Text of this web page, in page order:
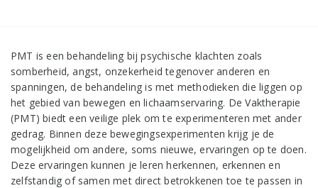
PMT is een behandeling bij psychische klachten zoals
somberheid, angst, onzekerheid tegenover anderen en
spanningen, de behandeling is met methodieken die liggen op
het gebied van bewegen en lichaamservaring. De Vaktherapie
(PMT) biedt een veilige plek om te experimenteren met ander
gedrag. Binnen deze bewegingsexperimenten krijg je de
mogelijkheid om andere, soms nieuwe, ervaringen op te doen.
Deze ervaringen kunnen je leren herkennen, erkennen en
zelfstandig of samen met direct betrokkenen toe te passen in